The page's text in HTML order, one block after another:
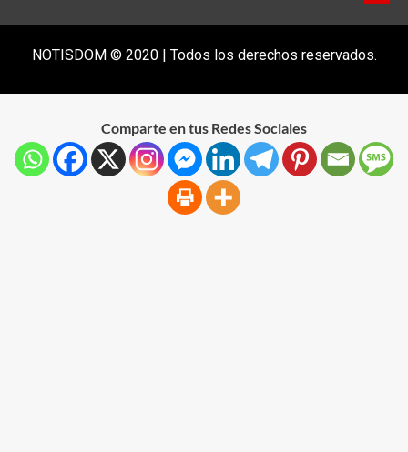
NOTISDOM © 2020 | Todos los derechos reservados.
Comparte en tus Redes Sociales